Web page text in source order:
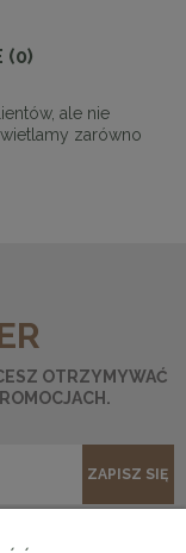
(0)
ale nie
zarówno
OTRZYMYWAĆ
ZAPISZ SIĘ